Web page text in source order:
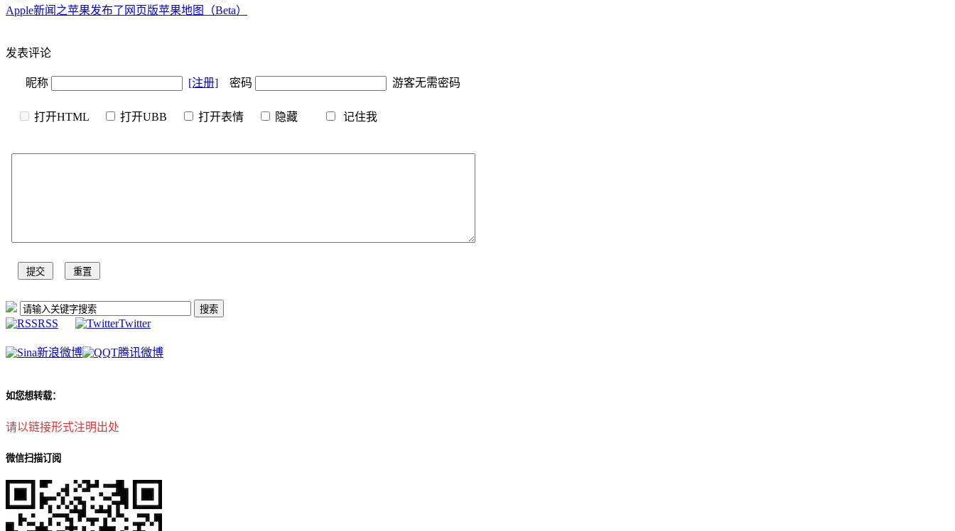
Apple新闻之苹果发布了网页版苹果地图（Beta）
发表评论
昵称 [注册] 密码 游客无需密码
打开HTML 打开UBB 打开表情 隐藏 记住我
RSS Twitter
新浪微博 腾讯微博
如您想转载：
请以链接形式注明出处
微信扫描订阅